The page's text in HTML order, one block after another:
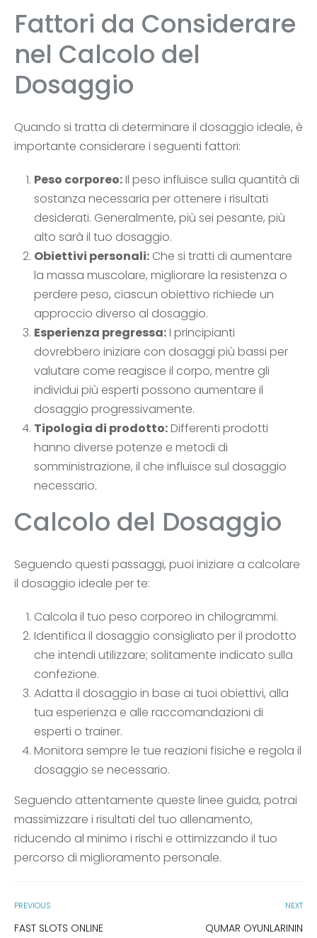
Fattori da Considerare
nel Calcolo del
Dosaggio
Quando si tratta di determinare il dosaggio ideale, è
importante considerare i seguenti fattori:
Peso corporeo:Il peso influisce sulla quantità di
sostanza necessaria per ottenere i risultati
desiderati. Generalmente, più sei pesante, più
alto sarà il tuo dosaggio.
Obiettivi personali: Che si tratti di aumentare
la massa muscolare, migliorare la resistenza o
perdere peso, ciascun obiettivo richiede un
approccio diverso al dosaggio.
Esperienza pregressa:I principianti
dovrebbero iniziare con dosaggi più bassi per
valutare come reagisce il corpo, mentre gli
individui più esperti possono aumentare il
dosaggio progressivamente.
Tipologia di prodotto:Differenti prodotti
hanno diverse potenze e metodi di
somministrazione, il che influisce sul dosaggio
necessario.
Calcolo del Dosaggio
Seguendo questi passaggi, puoi iniziare a calcolare
il dosaggio ideale per te:
Calcola il tuo peso corporeo in chilogrammi.
Identifica il dosaggio consigliato per il prodotto
che intendi utilizzare; solitamente indicato sulla
confezione.
Adatta il dosaggio in base ai tuoi obiettivi, alla
tua esperienza e alle raccomandazioni di
esperti o trainer.
Monitora sempre le tue reazioni fisiche e regola il
dosaggio se necessario.
Seguendo attentamente queste linee guida, potrai
massimizzare i risultati del tuo allenamento,
riducendo al minimo i rischi e ottimizzando il tuo
percorso di miglioramento personale.
PREVIOUS
FAST SLOTS ONLINE
NEXT
QUMAR OYUNLARININ